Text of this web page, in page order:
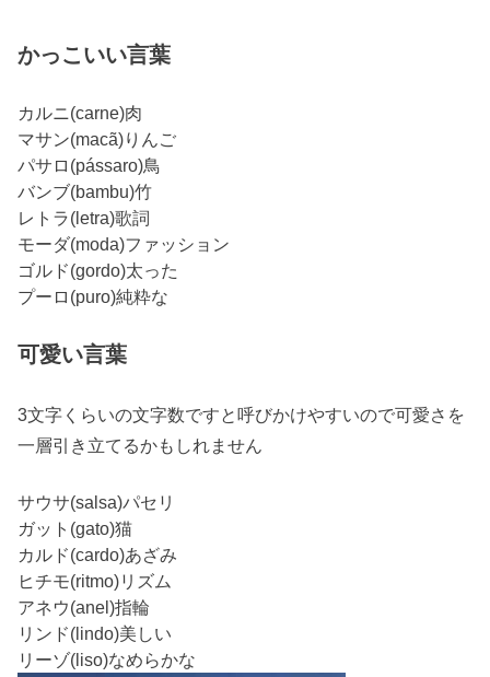
かっこいい言葉
カルニ(carne)肉
マサン(macã)りんご
パサロ(pássaro)鳥
バンブ(bambu)竹
レトラ(letra)歌詞
モーダ(moda)ファッション
ゴルド(gordo)太った
プーロ(puro)純粋な
可愛い言葉
3文字くらいの文字数ですと呼びかけやすいので可愛さを
一層引き立てるかもしれません
サウサ(salsa)パセリ
ガット(gato)猫
カルド(cardo)あざみ
ヒチモ(ritmo)リズム
アネウ(anel)指輪
リンド(lindo)美しい
リーゾ(liso)なめらかな